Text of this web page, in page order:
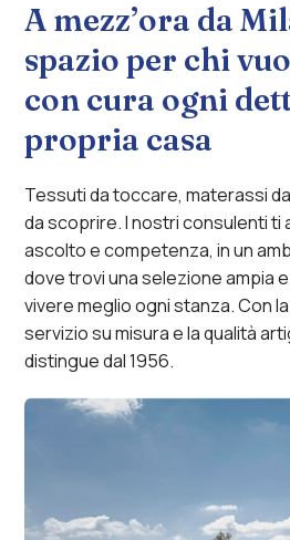
A mezz’ora da
spazio per chi
con cura ogni
propria casa
Tessuti da toccare, materassi
da scoprire. I nostri consulenti ti
ascolto e competenza, in un
dove trovi una selezione ampia
vivere meglio ogni stanza. Con
servizio su misura e la qualità
distingue dal 1956.